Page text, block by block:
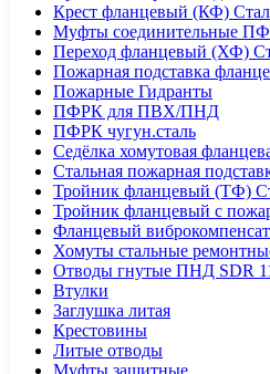
Крест фланцевый (КФ)
Муфты соединительные
Переход фланцевый (ХФ)
Пожарная подставка
Пожарные Гидранты
ПФРК для ПВХ/ПНД
ПФРК чугун.сталь
Седёлка хомутовая
Стальная пожарная
Тройник фланцевый (ТФ)
Тройник фланцевый с
Фланцевый
Хомуты стальные
Отводы гнутые ПНД SDR
Втулки
Заглушка литая
Крестовины
Литые отводы
Муфты защитные